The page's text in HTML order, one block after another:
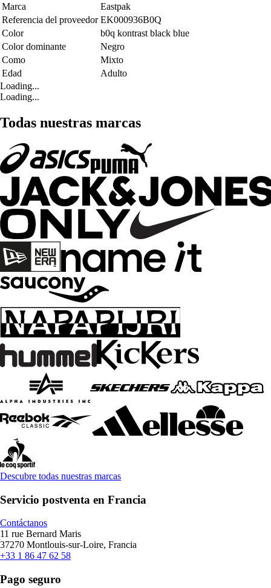
Marca
Eastpak
Referencia del proveedor EK000936B0Q
Color
b0q kontrast black blue
Color dominante
Negro
Como
Mixto
Edad
Adulto
Loading...
Loading...
Todas nuestras marcas
Descubre todas nuestras marcas
Servicio postventa en Francia
Contáctanos
11 rue Bernard Maris
37270 Montlouis-sur-Loire, Francia
+33 1 86 47 62 58
Pago seguro